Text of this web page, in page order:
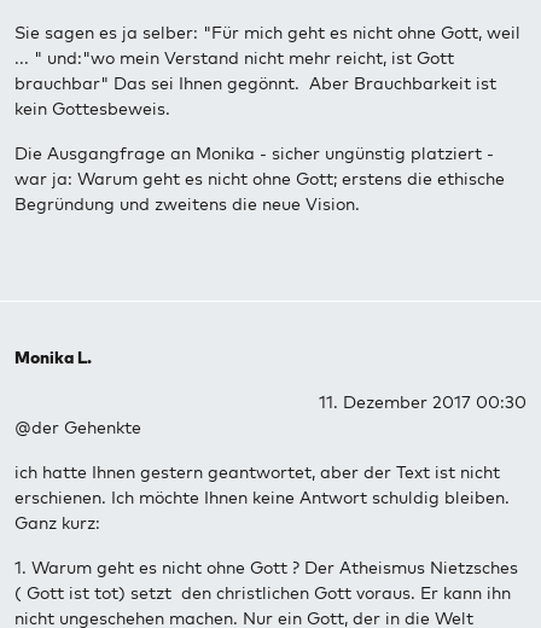
Sie sagen es ja selber: "Für mich geht es nicht ohne Gott, weil
... " und:"wo mein Verstand nicht mehr reicht, ist Gott
brauchbar" Das sei Ihnen gegönnt. Aber Brauchbarkeit ist
kein Gottesbeweis.
Die Ausgangfrage an Monika - sicher ungünstig platziert -
war ja: Warum geht es nicht ohne Gott; erstens die ethische
Begründung und zweitens die neue Vision.
Monika L.
11. Dezember 2017 00:30
@der Gehenkte
ich hatte Ihnen gestern geantwortet, aber der Text ist nicht
erschienen. Ich möchte Ihnen keine Antwort schuldig bleiben.
Ganz kurz:
1. Warum geht es nicht ohne Gott ? Der Atheismus Nietzsches
( Gott ist tot) setzt den christlichen Gott voraus. Er kann ihn
nicht ungeschehen machen. Nur ein Gott, der in die Welt